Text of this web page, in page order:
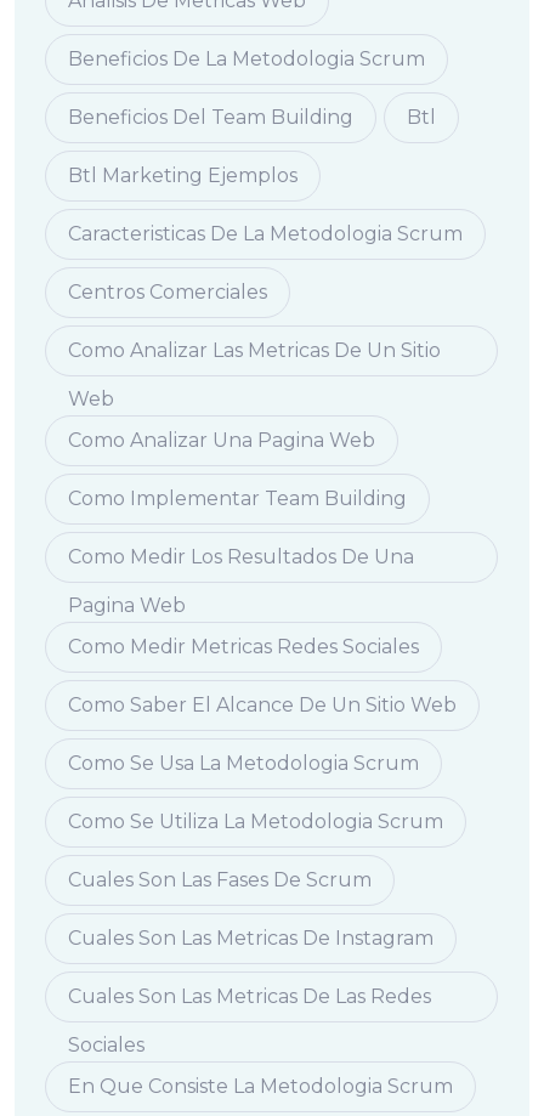
Beneficios De La Metodologia Scrum
Beneficios Del Team Building Btl
Btl Marketing Ejemplos
Caracteristicas De La Metodologia Scrum
Centros Comerciales
Como Analizar Las Metricas De Un Sitio
Web
Como Analizar Una Pagina Web
Como Implementar Team Building
Como Medir Los Resultados De Una
Pagina Web
Como Medir Metricas Redes Sociales
Como Saber El Alcance De Un Sitio Web
Como Se Usa La Metodologia Scrum
Como Se Utiliza La Metodologia Scrum
Cuales Son Las Fases De Scrum
Cuales Son Las Metricas De Instagram
Cuales Son Las Metricas De Las Redes
Sociales
En Que Consiste La Metodologia Scrum